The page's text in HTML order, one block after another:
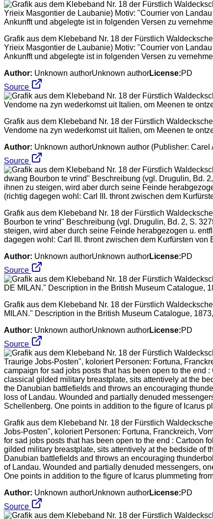
Grafik aus dem Klebeband Nr. 18 der Fürstlich
Yrieix Masgontier de Laubanie) Motiv: "Courrier von
Ankunfft und abgelegte ist in folgenden Versen zu
Author: Unknown authorUnknown authorLicense:PD
Source
Grafik aus dem Klebeband Nr. 18 der Fürstlich
Vendome na zyn wederkomst uit Italien, om Meenen te
Author: Unknown authorUnknown author (Publisher: Carel
Source
Grafik aus dem Klebeband Nr. 18 der Fürstlich
Bourbon te vrind" Beschreibung (vgl. Drugulin, Bd. 2, S.
steigen, wird aber durch seine Feinde herabgezogen u.
dagegen wohl: Carl III. thront zwischen dem Kurfürsten
Author: Unknown authorUnknown authorLicense:PD
Source
Grafik aus dem Klebeband Nr. 18 der Fürstlich
MILAN." Description in the British Museum Catalogue,
Author: Unknown authorUnknown authorLicense:PD
Source
Grafik aus dem Klebeband Nr. 18 der Fürstlich
Jobs-Posten", koloriert Personen: Fortuna, Franckreich,
for sad jobs posts that has been open to the end : Cartoon
gilded military breastplate, sits attentively at the bedside of
Danubian battlefields and throws an encouraging
of Landau. Wounded and partially denuded messengers,
One points in addition to the figure of Icarus plummeting
Author: Unknown authorUnknown authorLicense:PD
Source